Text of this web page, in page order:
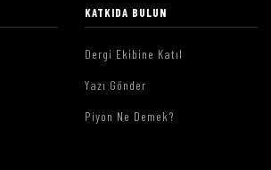
KATKIDA BULUN
Dergi Ekibine Katıl
Yazı Gönder
Piyon Ne Demek?